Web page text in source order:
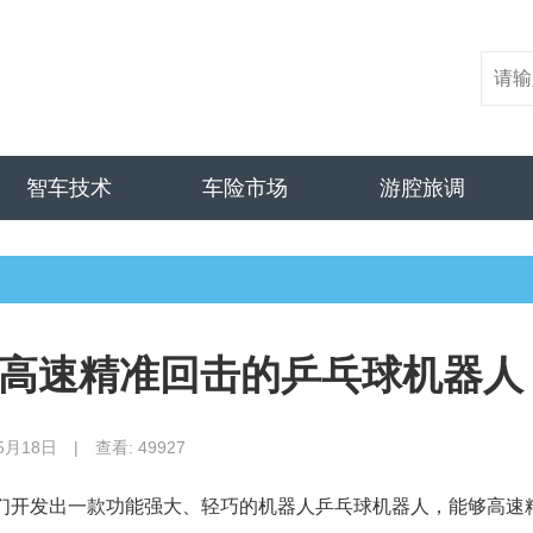
智车技术 车险市场 游腔旅调
速精准回击的乒乓球机器人
18日 | 查看: 49927
发出一款功能强大、轻巧的机器人乒乓球机器人，能够高速